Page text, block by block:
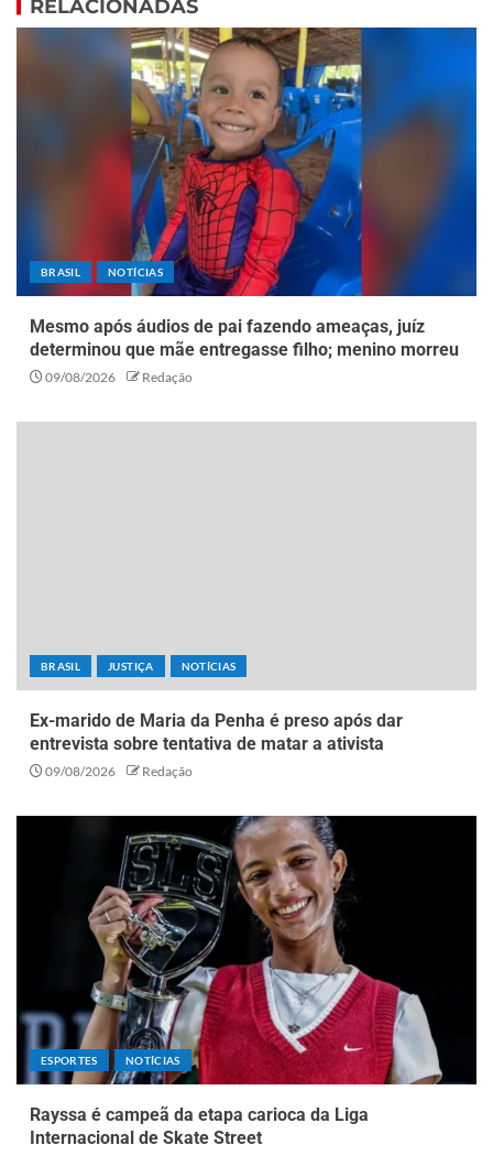
RELACIONADAS
BRASIL NOTÍCIAS
Mesmo após áudios de pai fazendo ameaças, juíz
determinou que mãe entregasse filho; menino morreu
09/08/2026 Redação
BRASIL JUSTIÇA NOTÍCIAS
Ex-marido de Maria da Penha é preso após dar
entrevista sobre tentativa de matar a ativista
09/08/2026 Redação
ESPORTES NOTÍCIAS
Rayssa é campeã da etapa carioca da Liga
Internacional de Skate Street